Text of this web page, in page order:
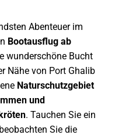
Abenteuer im
Bootausflug ab
wunderschöne Bucht
Nähe von Port Ghalib
Naturschutzgebiet
und
. Tauchen Sie ein
Sie die